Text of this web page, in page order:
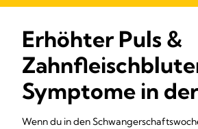
Erhöhter Puls &
Symptome in der
Wenn du in den